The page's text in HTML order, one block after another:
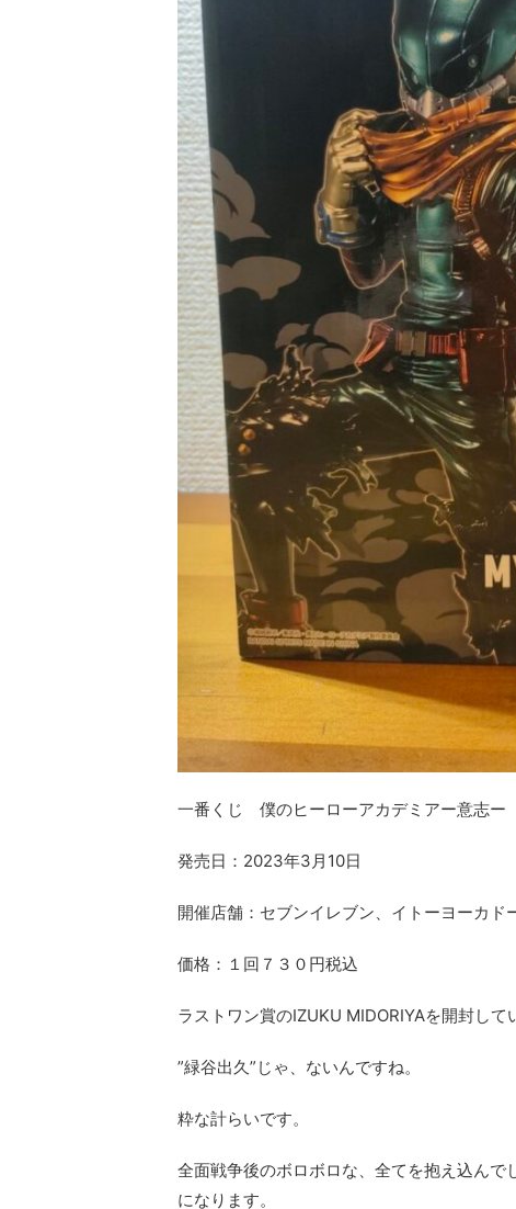
一番くじ 僕のヒーローアカデミアー意志ー
発売日：2023年3月10日
開催店舗：セブンイレブン、イトーヨーカド
価格：１回７３０円税込
ラストワン賞のIZUKU MIDORIYAを開封して
”緑谷出久”じゃ、ないんですね。
粋な計らいです。
全面戦争後のボロボロな、全てを抱え込ん
になります。